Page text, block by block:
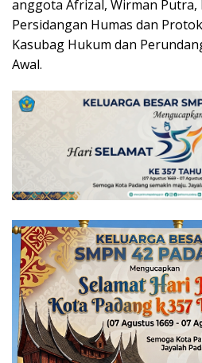
anggota Afrizal, Wirman Putra,
Persidangan Humas dan
Kasubag Hukum dan
Awal.